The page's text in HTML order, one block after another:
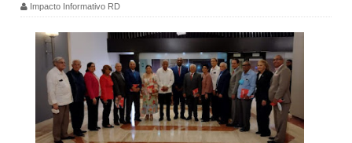
Impacto Informativo RD